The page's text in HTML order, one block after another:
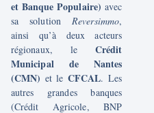
et Banque Populaire) avec
sa solution Reversimmo,
ainsi qu’à deux acteurs
régionaux, le Crédit
Municipal de Nantes
(CMN) et le CFCAL. Les
autres grandes banques
(Crédit Agricole, BNP